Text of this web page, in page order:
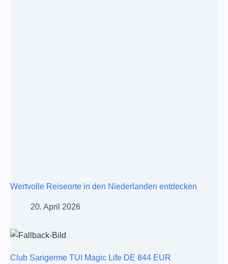
Wertvolle Reiseorte in den Niederlanden entdecken
20. April 2026
Club Sarigerme TUI Magic Life DE 844 EUR